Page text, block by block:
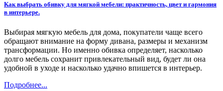
Как выбрать обивку для мягкой мебели: практичность, цвет и гармония
в интерьере.
Выбирая мягкую мебель для дома, покупатели чаще всего
обращают внимание на форму дивана, размеры и механизм
трансформации. Но именно обивка определяет, насколько
долго мебель сохранит привлекательный вид, будет ли она
удобной в уходе и насколько удачно впишется в интерьер.
Подробнее...